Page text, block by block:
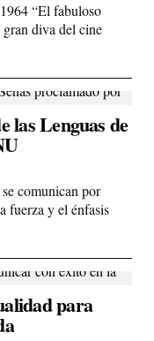
“El fabuloso
diva del cine
las Lenguas de
comunican por
fuerza y el énfasis
para